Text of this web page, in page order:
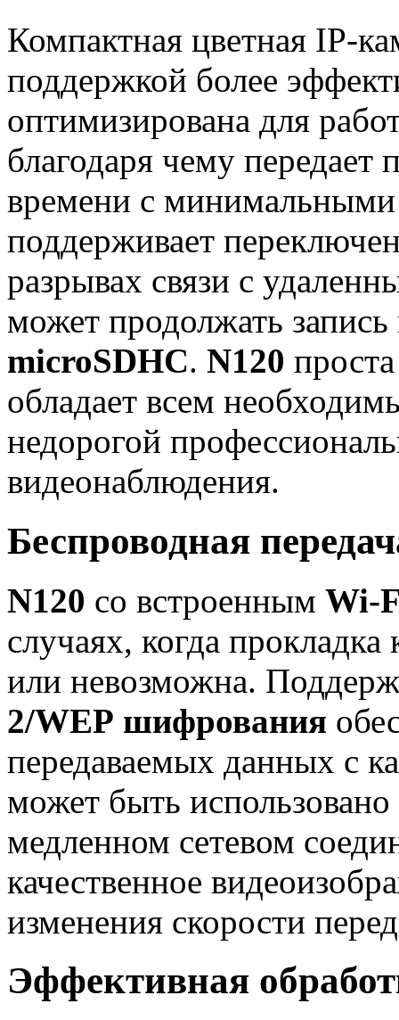
Компактная цветная IP-
поддержкой более
оптимизирована для
благодаря чему передает
времени с
поддерживает
разрывах связи с
может продолжать
microSDHC. N120
обладает всем
недорогой
видеонаблюдения.
Беспроводная
N120 со встроенным Wi-
случаях, когда прокладка
или невозможна.
2/WEP шифрования
передаваемых данных с
может быть
медленном сетевом
качественное
изменения скорости
Эффективная